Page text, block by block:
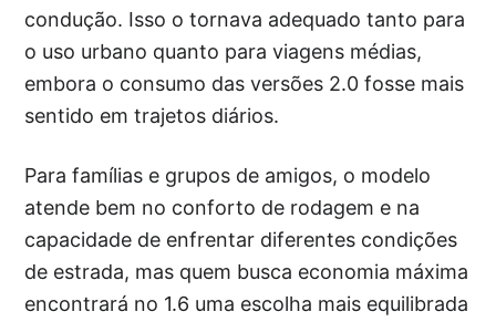
condução. Isso o tornava adequado tanto para
o uso urbano quanto para viagens médias,
embora o consumo das versões 2.0 fosse mais
sentido em trajetos diários.
Para famílias e grupos de amigos, o modelo
atende bem no conforto de rodagem e na
capacidade de enfrentar diferentes condições
de estrada, mas quem busca economia máxima
encontrará no 1.6 uma escolha mais equilibrada